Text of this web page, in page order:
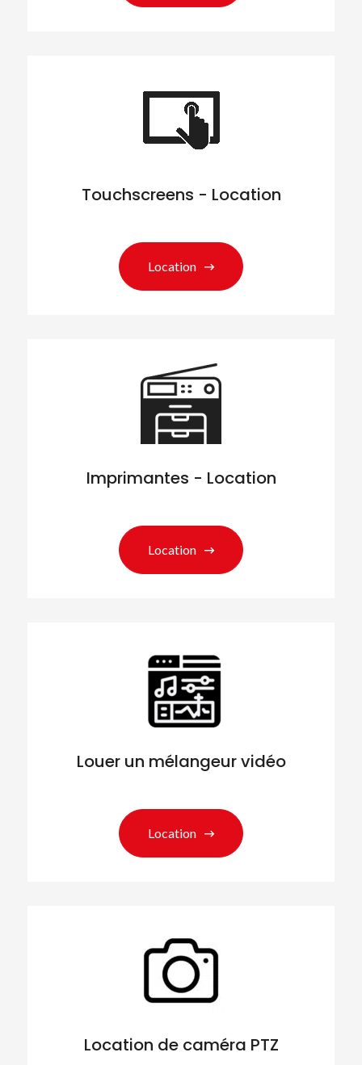
Touchscreens - Location
Location
Imprimantes - Location
Location
Louer un mélangeur vidéo
Location
Location de caméra PTZ